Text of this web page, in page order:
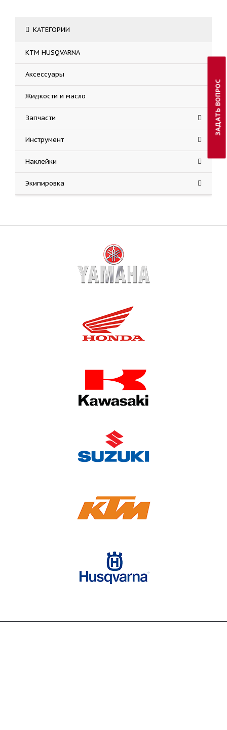
КАТЕГОРИИ
KTM HUSQVARNA
Аксессуары
Жидкости и масло
Запчасти
Инструмент
Наклейки
Экипировка
ЗАДАТЬ ВОПРОС